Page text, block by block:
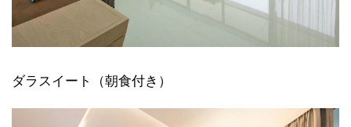
ダラスイート（朝食付き）